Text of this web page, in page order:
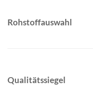
Rohstoffauswahl
Qualitätssiegel